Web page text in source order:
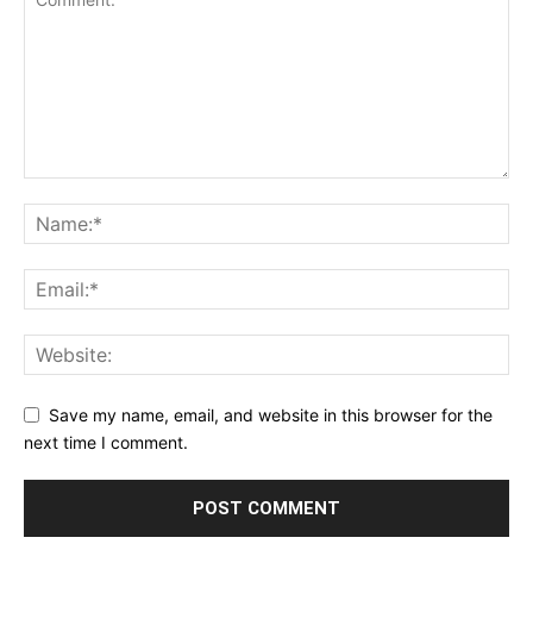
Save my name, email, and website in this browser for the
next time I comment.